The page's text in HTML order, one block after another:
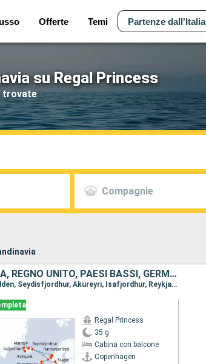
Offerte Temi Partenze dall'Italia
su Regal Princess
trovate
Compagnie
NORVEGIA, ISLANDA, BELGIO, CANADA, IRLANDA, REGNO UNITO, PAESI BASSI, GERMANIA, DANIMARCA
Itinerario : Copenhagen, Skagen, Hardangerfjord, Skjolden, Olden, Seydisfjordhur, Akureyri, Isafjordhur, Reykjavik, Isafjordhur, Akureyri, Seydisfjordhur, Orcadi Meridionali, Invergordon, Edimburgo, Bruges, Southampton, Cornwall, Cobh, Dun Laoghaire, Belfast, Greenock, Southampton, Bruges, Amsterdam, Amburgo, Skagen, Copenhagen
Regal Princess
35 g
Cabina con balcone
Copenhagen